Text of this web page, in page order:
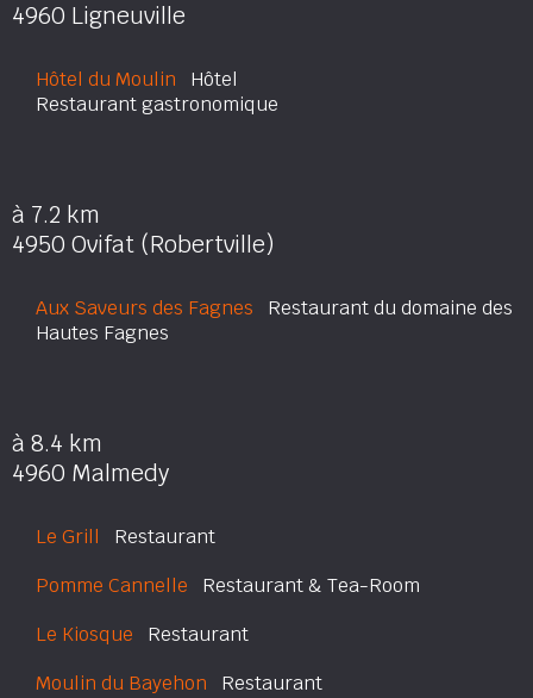
4960 Ligneuville
Hôtel du Moulin Hôtel
Restaurant gastronomique
à 7.2 km
4950 Ovifat (Robertville)
Aux Saveurs des Fagnes Restaurant du domaine des
Hautes Fagnes
à 8.4 km
4960 Malmedy
Le Grill Restaurant
Pomme Cannelle Restaurant & Tea-Room
Le Kiosque Restaurant
Moulin du Bayehon Restaurant